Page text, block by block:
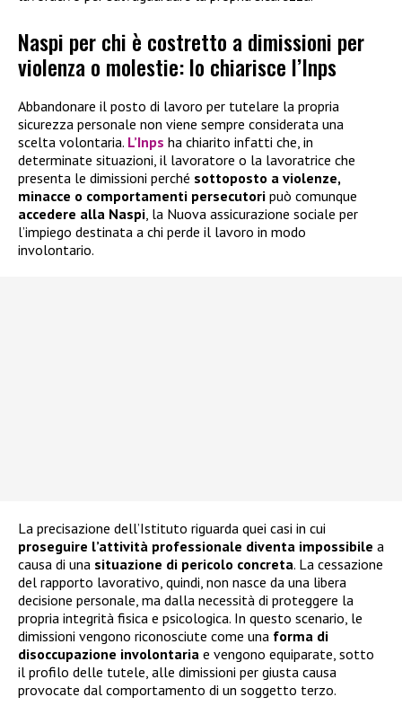
Naspi per chi è costretto a dimissioni per
violenza o molestie: lo chiarisce l’Inps
Abbandonare il posto di lavoro per tutelare la propria
sicurezza personale non viene sempre considerata una
scelta volontaria. L’Inps ha chiarito infatti che, in
determinate situazioni, il lavoratore o la lavoratrice che
presenta le dimissioni perché sottoposto a violenze,
minacce o comportamenti persecutori può comunque
accedere alla Naspi , la Nuova assicurazione sociale per
l’impiego destinata a chi perde il lavoro in modo
involontario.
La precisazione dell’Istituto riguarda quei casi in cui
proseguire l’attività professionale diventa impossibile a
causa di una situazione di pericolo concreta. La cessazione
del rapporto lavorativo, quindi, non nasce da una libera
decisione personale, ma dalla necessità di proteggere la
propria integrità fisica e psicologica. In questo scenario, le
dimissioni vengono riconosciute come una forma di
disoccupazione involontaria e vengono equiparate, sotto
il profilo delle tutele, alle dimissioni per giusta causa
provocate dal comportamento di un soggetto terzo.